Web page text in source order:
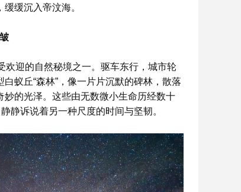
缓沉入帝汶海。
欢迎的自然秘境之一。驱车东行，城市轮
蚁丘“森林”，像一片片沉默的碑林，散落
的光泽。这些由无数微小生命历经数十
静诉说着另一种尺度的时间与坚韧。